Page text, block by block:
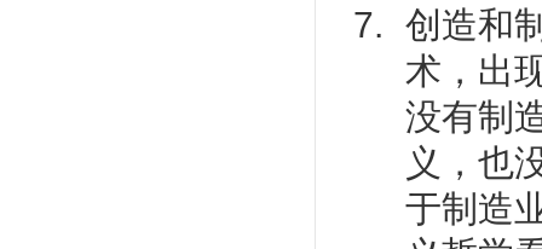
创造和
术，出
没有制
义，也
于制造